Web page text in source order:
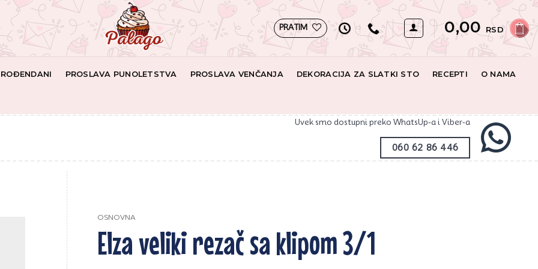
PRATIM 0,00 RSD
PROSLAVA PUNOLETSTVA PROSLAVA VENČANJA DEKORACIJA ZA SLATKI STO RECEPTI O NAMA
Uvek smo dostupni preko WhatsUp-a i Viber-a
060 62 86 446
OSNOVNA
Elza veliki rezač sa klipom 3/1